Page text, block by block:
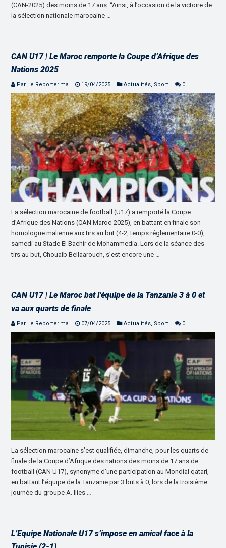
(CAN-2025) des moins de 17 ans. “Ainsi, à l’occasion de la victoire de
la sélection nationale marocaine …
CAN U17 | Le Maroc remporte la Coupe d’Afrique des
Nations 2025
Par Le Reporter.ma 19/04/2025 Actualités, Sport 0
La sélection marocaine de football (U17) a remporté la Coupe
d’Afrique des Nations (CAN Maroc-2025), en battant en finale son
homologue malienne aux tirs au but (4-2, temps réglementaire 0-0),
samedi au Stade El Bachir de Mohammedia. Lors de la séance des
tirs au but, Chouaib Bellaarouch, s’est encore une …
CAN U17 | Le Maroc bat l’équipe de la Tanzanie 3 à 0 et
va aux quarts de finale
Par Le Reporter.ma 07/04/2025 Actualités Sport 0
La sélection marocaine s’est qualifiée, dimanche, pour les quarts de
finale de la Coupe d’Afrique des nations des moins de 17 ans de
football (CAN U17), synonyme d’une participation au Mondial qatari,
en battant l’équipe de la Tanzanie par 3 buts à 0, lors de la troisième
journée du groupe A. Ilies …
L’Equipe Nationale U17 s’impose en amical face à la